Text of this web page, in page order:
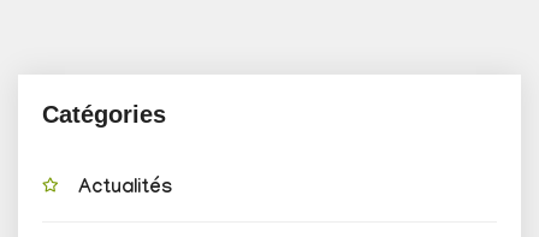
Catégories
Actualités